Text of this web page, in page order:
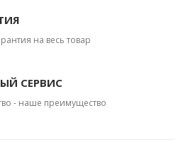
на весь товар
СЕРВИС
- наше преимущество